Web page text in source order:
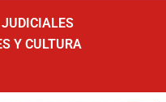
JUDICIALES
Y CULTURA